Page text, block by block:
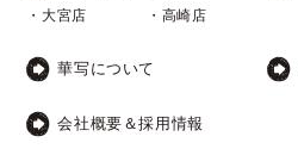
・大宮店 ・高崎店
華写について
会社概要＆採用情報